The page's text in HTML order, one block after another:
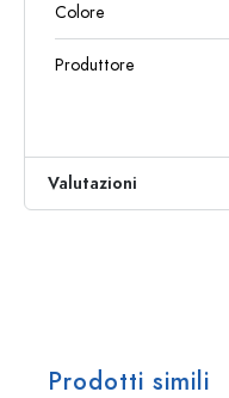
Colore
Produttore
Valutazioni
Prodotti simili